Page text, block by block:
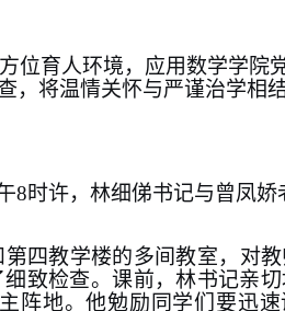
位育人环境，应用数学学院
将温情关怀与严谨治学相结
8时许，林细俤书记与曾凤娇
四教学楼的多间教室，对教
致检查。课前，林书记亲切
阵地。他勉励同学们要迅速